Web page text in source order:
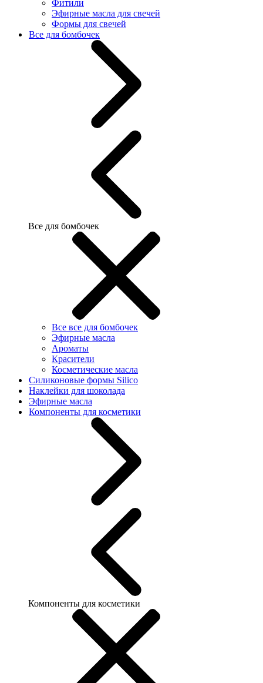
Фитили
Эфирные масла для свечей
Формы для свечей
Все для бомбочек
Все для бомбочек
Все все для бомбочек
Эфирные масла
Ароматы
Красители
Косметические масла
Силиконовые формы Silico
Наклейки для шоколада
Эфирные масла
Компоненты для косметики
Компоненты для косметики